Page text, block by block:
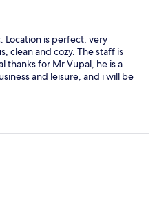
Location is perfect, very
clean and cozy. The staff is
thanks for Mr Vupal, he is a
and leisure, and i will be